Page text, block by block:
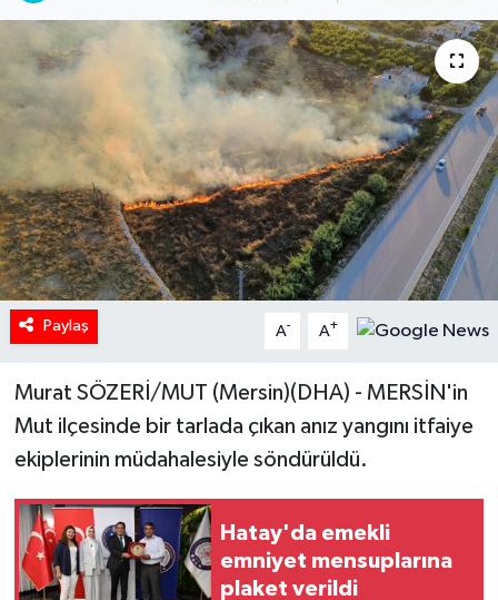
Paylaş A- A+
Murat SÖZERİ/MUT (Mersin)(DHA) - MERSİN'in
Mut ilçesinde bir tarlada çıkan anız yangını itfaiye
ekiplerinin müdahalesiyle söndürüldü.
Hatay'da emekli
emniyet mensuplarına
plaket verildi